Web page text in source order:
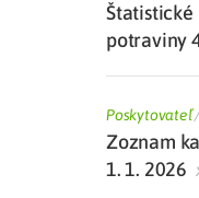
potraviny
Poskytovateľ
Zoznam
1. 1. 2026